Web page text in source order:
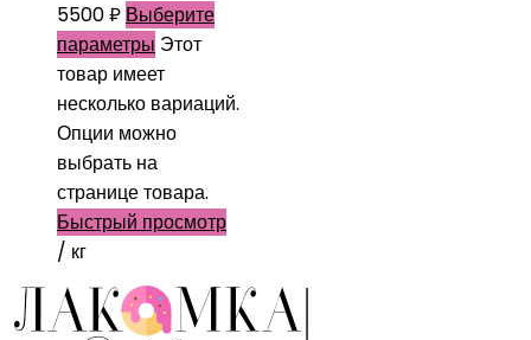
5500₽ Выберите
параметры Этот
товар имеет
несколько вариаций.
Опции можно
выбрать на
странице товара.
Быстрый просмотр
/ кг